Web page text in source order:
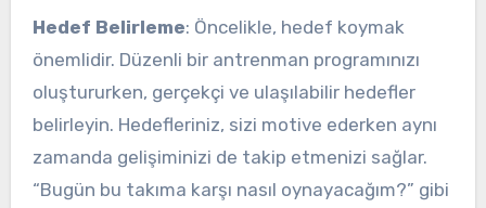
Hedef Belirleme: Öncelikle, hedef koymak
önemlidir. Düzenli bir antrenman programınızı
oluştururken, gerçekçi ve ulaşılabilir hedefler
belirleyin. Hedefleriniz, sizi motive ederken aynı
zamanda gelişiminizi de takip etmenizi sağlar.
“Bugün bu takıma karşı nasıl oynayacağım?” gibi